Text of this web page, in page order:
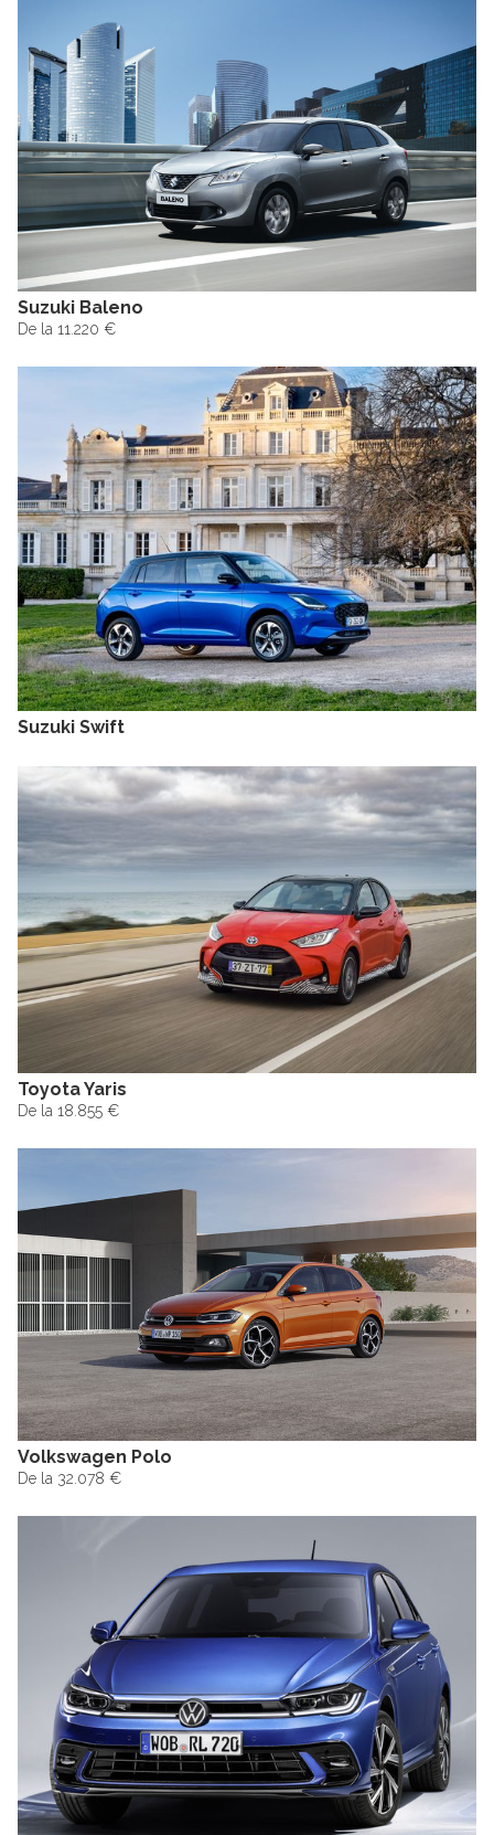
Suzuki Baleno
De la 11.220 €
Suzuki Swift
Toyota Yaris
De la 18.855 €
Volkswagen Polo
De la 32.078 €